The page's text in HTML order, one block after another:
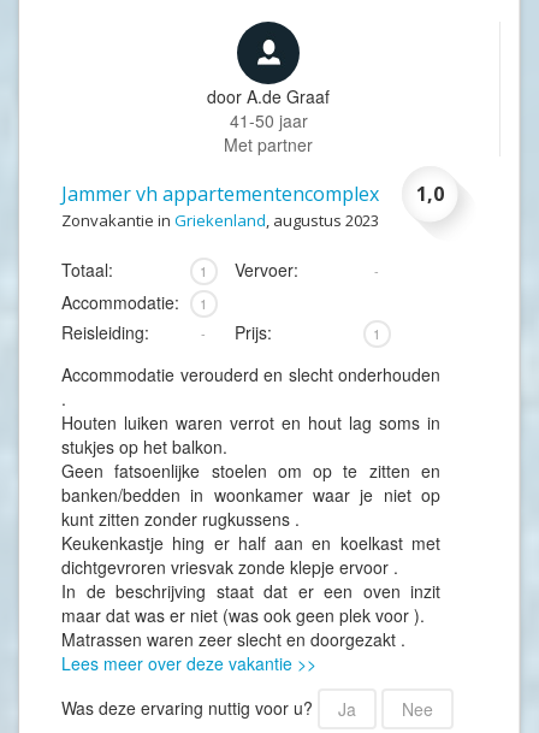
door A.de Graaf
41-50 jaar
Met partner
1,0
Jammer vh appartementencomplex
Zonvakantie in Griekenland, augustus 2023
Totaal: 1 Vervoer: -
Accommodatie: 1
Reisleiding: - Prijs: 1
Accommodatie verouderd en slecht onderhouden
.
Houten luiken waren verrot en hout lag soms in
stukjes op het balkon.
Geen fatsoenlijke stoelen om op te zitten en
banken/bedden in woonkamer waar je niet op
kunt zitten zonder rugkussens .
Keukenkastje hing er half aan en koelkast met
dichtgevroren vriesvak zonde klepje ervoor .
In de beschrijving staat dat er een oven inzit
maar dat was er niet (was ook geen plek voor ).
Matrassen waren zeer slecht en doorgezakt .
Lees meer over deze vakantie >>
Was deze ervaring nuttig voor u?
Ja Nee